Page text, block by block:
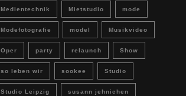
Medientechnik Mietstudio mode
Modefotografie model Musikvideo
Oper party relaunch Show
so leben wir sookee Studio
Studio Leipzig susann jehnichen